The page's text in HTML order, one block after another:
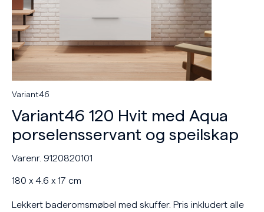
Variant46
Variant46 120 Hvit med Aqua
porselensservant og speilskap
Varenr. 9120820101
180 x 4.6 x 17 cm
Lekkert baderomsmøbel med skuffer. Pris inkludert alle